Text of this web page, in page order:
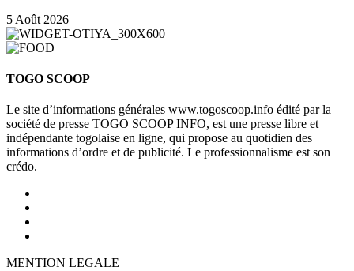
5 Août 2026
TOGO SCOOP
Le site d’informations générales www.togoscoop.info édité par la
société de presse TOGO SCOOP INFO, est une presse libre et
indépendante togolaise en ligne, qui propose au quotidien des
informations d’ordre et de publicité. Le professionnalisme est son
crédo.
MENTION LEGALE